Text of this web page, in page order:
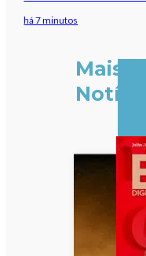
há 7 minutos
Mais